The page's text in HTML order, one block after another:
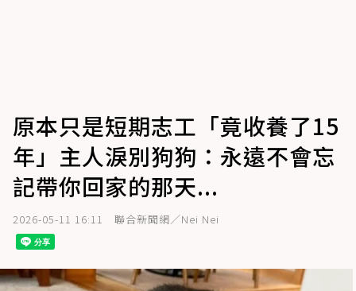
原本只是短期志工「竟收養了15
年」主人淚別狗狗：永遠不會忘
記帶你回家的那天...
2026-05-11 16:11 聯合新聞網／Nei Nei